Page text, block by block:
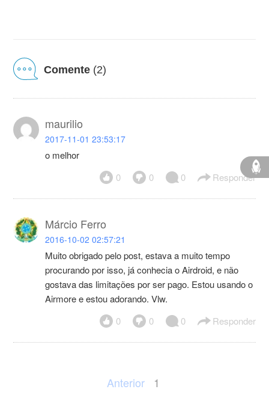
Comente (2)
maurilio
2017-11-01 23:53:17
o melhor
0
0 0 Responder
Márcio Ferro
2016-10-02 02:57:21
Muito obrigado pelo post, estava a muito tempo
procurando por isso, já conhecia o Airdroid, e não
gostava das limitações por ser pago. Estou usando o
Airmore e estou adorando. Vlw.
0
0 0 Responder
Anterior 1